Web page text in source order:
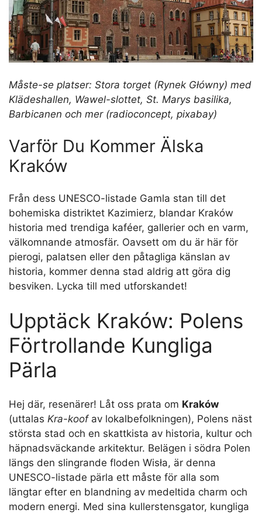
Måste-se platser: Stora torget (Rynek Główny) med
Klädeshallen, Wawel-slottet, St. Marys basilika,
Barbicanen och mer (radioconcept, pixabay)
Varför Du Kommer Älska
Kraków
Från dess UNESCO-listade Gamla stan till det
bohemiska distriktet Kazimierz, blandar Kraków
historia med trendiga kaféer, gallerier och en varm,
välkomnande atmosfär. Oavsett om du är här för
pierogi, palatsen eller den påtagliga känslan av
historia, kommer denna stad aldrig att göra dig
besviken. Lycka till med utforskandet!
Upptäck Kraków: Polens
Förtrollande Kungliga
Pärla
Hej där, resenärer! Låt oss prata om Kraków
(uttalas Kra-koofav lokalbefolkningen), Polens näst
största stad och en skattkista av historia, kultur och
häpnadsväckande arkitektur. Belägen i södra Polen
längs den slingrande floden Wisła, är denna
UNESCO-listade pärla ett måste för alla som
längtar efter en blandning av medeltida charm och
modern energi. Med sina kullerstensgator, kungliga